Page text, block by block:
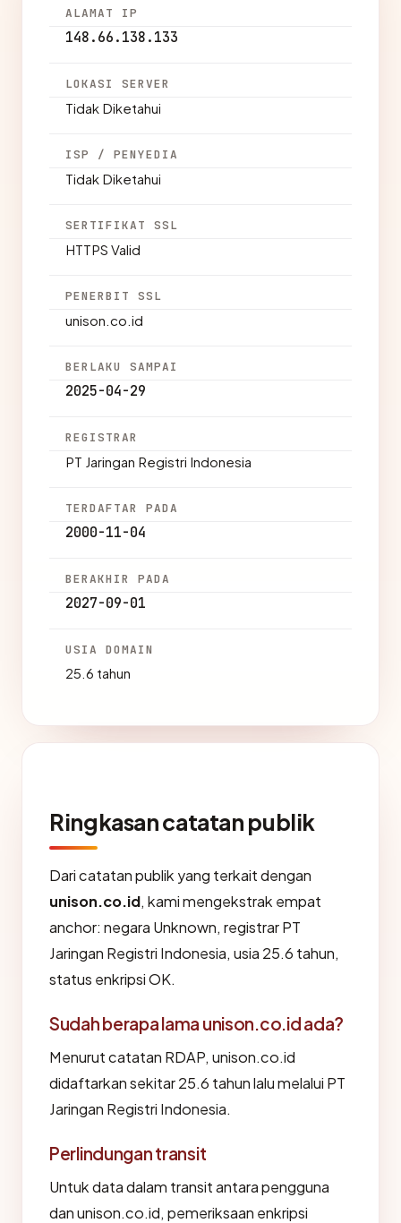
ALAMAT IP
148.66.138.133
LOKASI SERVER
Tidak Diketahui
ISP / PENYEDIA
Tidak Diketahui
SERTIFIKAT SSL
HTTPS Valid
PENERBIT SSL
unison.co.id
BERLAKU SAMPAI
2025-04-29
REGISTRAR
PT Jaringan Registri Indonesia
TERDAFTAR PADA
2000-11-04
BERAKHIR PADA
2027-09-01
USIA DOMAIN
25.6 tahun
Ringkasan catatan publik
Dari catatan publik yang terkait dengan
unison.co.id, kami mengekstrak empat
anchor: negara Unknown, registrar PT
Jaringan Registri Indonesia, usia 25.6 tahun,
status enkripsi OK.
Sudah berapa lama unison.co.id ada?
Menurut catatan RDAP, unison.co.id
didaftarkan sekitar 25.6 tahun lalu melalui PT
Jaringan Registri Indonesia.
Perlindungan transit
Untuk data dalam transit antara pengguna
dan unison.co.id, pemeriksaan enkripsi